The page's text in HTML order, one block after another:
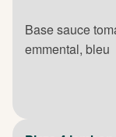
Base sauce
emmental, bleu